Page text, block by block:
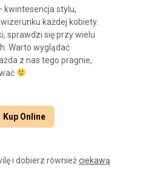
kwintesencja stylu,
każdej kobiety.
sprawdzi się przy wielu
Warto wyglądać
z nas tego pragnie,
Kup Online
i dobierz równieżciekawą